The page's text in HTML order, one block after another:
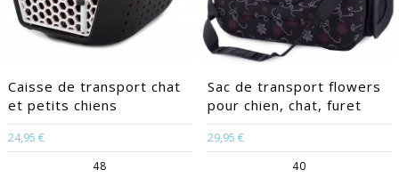
Caisse de transport chat
et petits chiens
24,95 €
48
Sac de transport flowers
pour chien, chat, furet
29,95 €
40